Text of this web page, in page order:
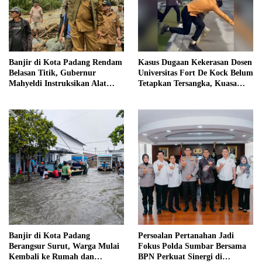
Banjir di Kota Padang Rendam
Belasan Titik, Gubernur
Mahyeldi Instruksikan Alat
Kasus Dugaan Kekerasan Dosen
Universitas Fort De Kock Belum
Tetapkan Tersangka, Kuasa
Banjir di Kota Padang
Berangsur Surut, Warga Mulai
Kembali ke Rumah dan
Persoalan Pertanahan Jadi
Fokus Polda Sumbar Bersama
BPN Perkuat Sinergi di